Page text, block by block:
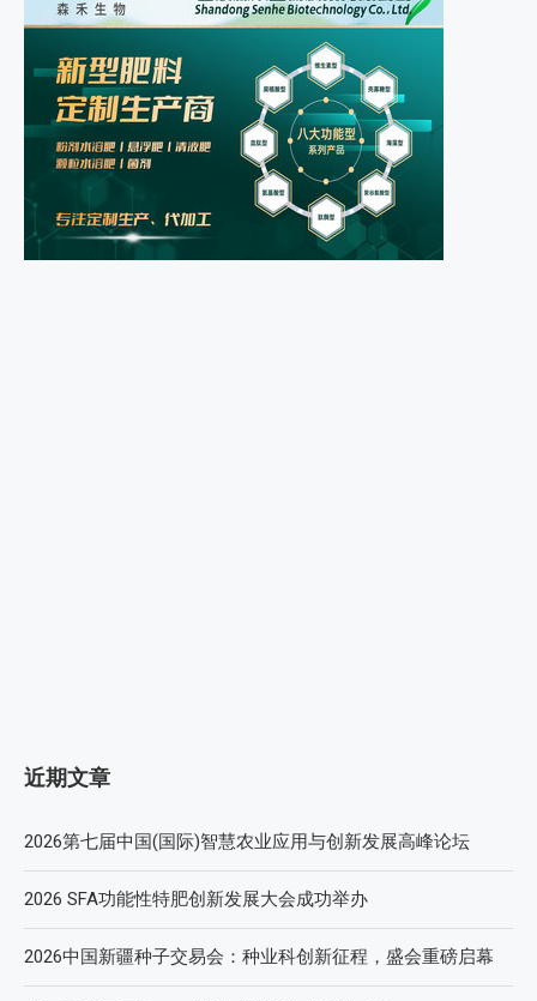
近期文章
2026第七届中国(国际)智慧农业应用与创新发展高峰论坛
2026 SFA功能性特肥创新发展大会成功举办
2026中国新疆种子交易会：种业科创新征程，盛会重磅启幕